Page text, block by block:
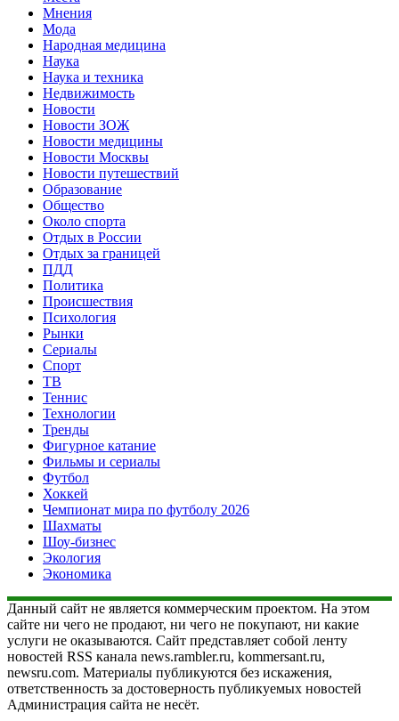
Мнения
Мода
Народная медицина
Наука
Наука и техника
Недвижимость
Новости
Новости ЗОЖ
Новости медицины
Новости Москвы
Новости путешествий
Образование
Общество
Около спорта
Отдых в России
Отдых за границей
ПДД
Политика
Происшествия
Психология
Рынки
Сериалы
Спорт
ТВ
Теннис
Технологии
Тренды
Фигурное катание
Фильмы и сериалы
Футбол
Хоккей
Чемпионат мира по футболу 2026
Шахматы
Шоу-бизнес
Экология
Экономика
Данный сайт не является коммерческим проектом. На этом
сайте ни чего не продают, ни чего не покупают, ни какие
услуги не оказываются. Сайт представляет собой ленту
новостей RSS канала news.rambler.ru, kommersant.ru,
newsru.com. Материалы публикуются без искажения,
ответственность за достоверность публикуемых новостей
Администрация сайта не несёт.